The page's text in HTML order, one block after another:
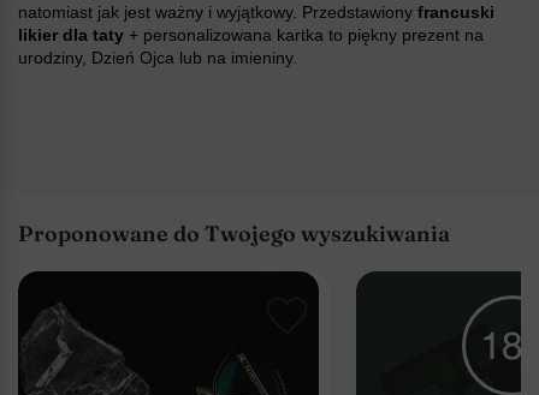
natomiast jak jest ważny i wyjątkowy. Przedstawiony francuski
likier dla taty + personalizowana kartka to piękny prezent na
urodziny, Dzień Ojca lub na imieniny.
Proponowane do Twojego wyszukiwania